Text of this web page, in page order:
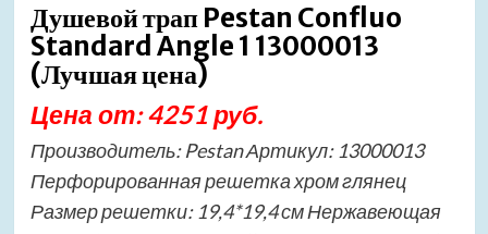
Душевой трап Pestan Confluo
Standard Angle 1 13000013
(Лучшая цена)
Цена от: 4251 руб.
Производитель: Pestan Артикул: 13000013
Перфорированная решетка хром глянец
Размер решетки: 19,4*19,4 см Нержавеющая